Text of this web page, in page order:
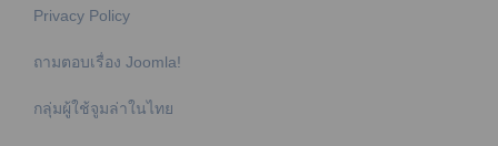
Privacy Policy
ถามตอบเรื่อง Joomla!
กลุ่มผู้ใช้จูมล่าในไทย